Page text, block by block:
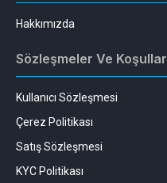
Hakkımızda
Sözleşmeler Ve Koşullar
Kullanıcı Sözleşmesi
Çerez Politikası
Satış Sözleşmesi
KYC Politikası